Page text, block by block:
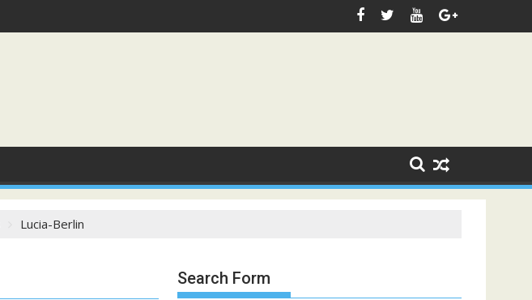
Lucia-Berlin
Search Form